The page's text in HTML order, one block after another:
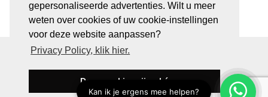
gepersonaliseerde advertenties. Wilt u meer
weten over cookies of uw cookie-instellingen
voor deze website aanpassen?
Privacy Policy, klik hier.
Deze cookies zijn oké
© JUWELEN HAESEVOETS 2026